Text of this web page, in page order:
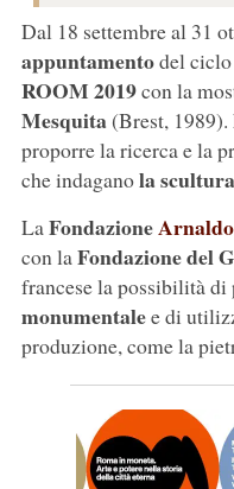
Dal 18 settembre al 31
appuntamentodel ciclo
ROOM 2019con la
Mesquita(Brest, 1989).
proporre la ricerca e la
che indaganola
LaFondazione
con laFondazione del
francese la possibilità di
monumentalee di
produzione, come la